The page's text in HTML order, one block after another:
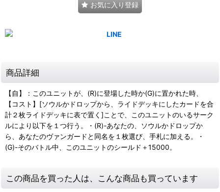
お気に入り登録
商品詳細
【自】：このユニットが、(R)に登場した時か(G)に置かれた時、
【コスト】[ソウルかドロップから、ライドデッキにしたカードを合
計２枚ライドデッキに表で置く]ことで、このユニットのいるサーク
ルにより以下を１つ行う。・(R)-あなたの、ソウルかドロップか
ら、あなたのヴァンガードと同名を１枚選び、手札に加える。・
(G)-そのバトル中、このユニットのシールド＋15000。
この商品を買った人は、こんな商品も買っています